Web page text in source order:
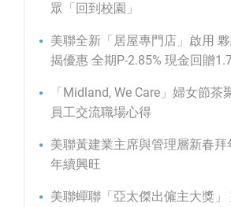
眾「回到校園」
美聯全新「居屋專門店」啟用
揭優惠 全期P-2.85% 現金回贈
「Midland, We Care」婦女節
員工交流職場心得
美聯黃建業主席與管理層新春拜
年續興旺
美聯蟬聯「亞太傑出僱主大獎